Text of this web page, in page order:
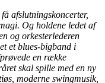
afslutningskoncerter,
Og holdene ledet af
og orkesterlederen
et blues-bigband i
en række
skal spille med en ny
moderne swingmusik,